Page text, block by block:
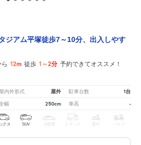
ジアム平塚徒歩7～10分、出入しやす
12m 徒歩 1～2分 予約できてオススメ！
屋内外形式 屋外 駐車台数 1台
幅 250cm 車高 -
クス SUV 大型車 トラック 原付 バイク